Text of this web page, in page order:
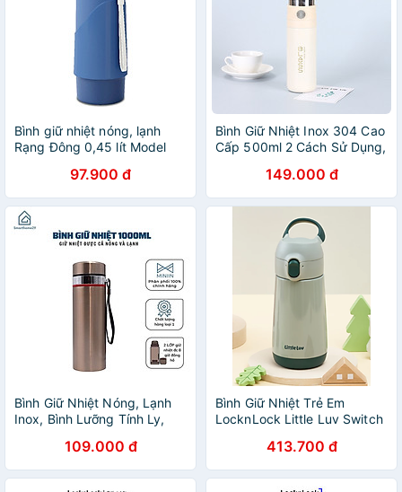
Bình giữ nhiệt nóng, lạnh
Rạng Đông 0,45 lít Model
Chính Hãng97.900 đ
Bình Giữ Nhiệt Inox 304 Cao
Cấp 500ml 2 Cách Sử Dụng,
Chân Không Giữ Nhiệt Hiệu
Quả - Hàng Chính Hãng
149.000 đ
Bình Giữ Nhiệt Nóng, Lạnh
Inox, Bình Lưỡng Tính Ly,
1000ml 2 Lớp, Có Tấm Lọc,
Giữ Nhiệt Lên Đến 8 Tiếng -
Hàng Chính Hãng MINIIN
109.000 đ
Bình Giữ Nhiệt Trẻ Em
LocknLock Little Luv Switch
413.700 đ